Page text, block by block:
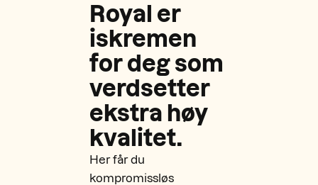
Royal er
iskremen
for deg som
verdsetter
ekstra høy
kvalitet.
Her får du
kompromissløs